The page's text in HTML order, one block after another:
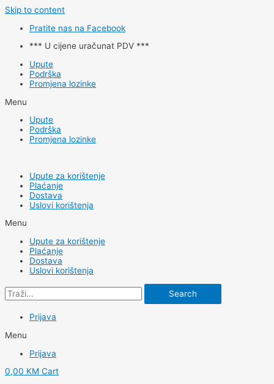
Skip to content
Pratite nas na Facebook
*** U cijene uračunat PDV ***
Upute
Podrška
Promjena lozinke
Menu
Upute
Podrška
Promjena lozinke
Upute za korištenje
Plaćanje
Dostava
Uslovi korištenja
Menu
Upute za korištenje
Plaćanje
Dostava
Uslovi korištenja
Search
Prijava
Menu
Prijava
0,00 KM Cart